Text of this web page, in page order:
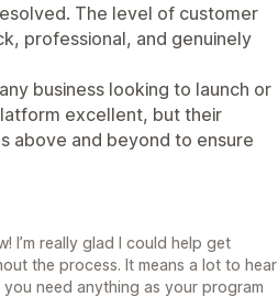
The level of customer
professional, and genuinely
business looking to launch or
excellent, but their
above and beyond to ensure
I’m really glad I could help get
the process. It means a lot to hear
need anything as your program